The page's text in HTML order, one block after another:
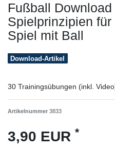
Fußball
Spielprinzipien
Spiel mit Ball
Download-Artikel
30 Trainingsübungen (inkl.
Artikelnummer 3833
3,90 EUR *